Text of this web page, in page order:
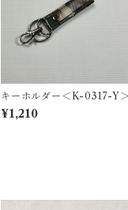
キーホルダー＜K-0317-Y＞
¥1,210